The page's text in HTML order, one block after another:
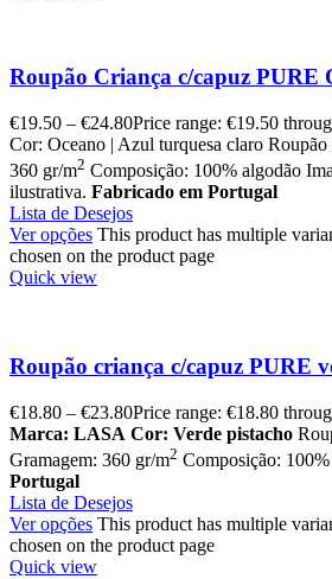
Roupão Criança c/capuz PURE
€19.50 – €24.80Price range: €19.50
Cor: Oceano | Azul turquesa claro
360 gr/m2 Composição: 100% algodão
ilustrativa. Fabricado em Portugal
Lista de Desejos
Ver opções This product has multiple
chosen on the product page
Quick view
Roupão criança c/capuz PURE
€18.80 – €23.80Price range: €18.80
Marca: LASA Cor: Verde pistacho
Gramagem: 360 gr/m2 Composição:
Portugal
Lista de Desejos
Ver opções This product has multiple
chosen on the product page
Quick view